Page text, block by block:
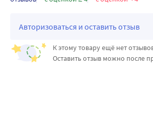
Selenium 150 мкг – это безопасная и
использовать вегетарианцы. Его
аминокислотная форма обеспечивает
усвояемость организмом, начиная с
Авторизоваться и оставить отзыв
К этому товару ещё нет
Оставить отзыв можно после